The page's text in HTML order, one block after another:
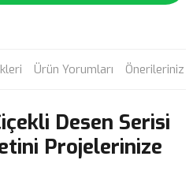
Ürün Yorumları Önerileriniz
Desen Serisi
Projelerinize